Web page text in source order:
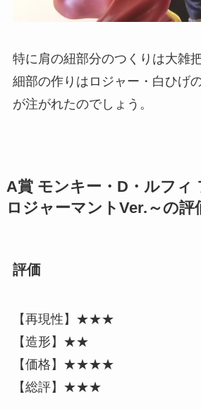
特に肩の紐部分のつくりは大雑把
細部の作りはロジャー・白ひげ
が注がれたのでしょう。
A賞 モンキー・D・ルフィ
ロジャーマントVer.～の評
評価
【再現性】★★★
【造形】★★
【価格】★★★★
【総評】★★★